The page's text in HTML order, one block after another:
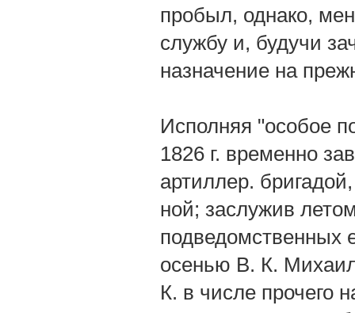
пробыл, однако,
службу и, будучи
назначение на
Исполняя "особое
1826 г. временно
артиллер.
ной; заслужив
подведомственных
осенью В. К.
К. в числе прочего